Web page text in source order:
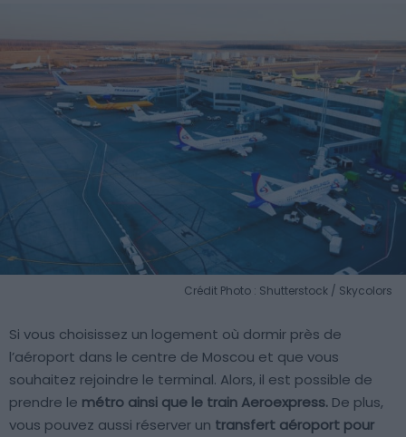
Crédit Photo : Shutterstock / Skycolors
Si vous choisissez un logement où dormir près de
l’aéroport dans le centre de Moscou et que vous
souhaitez rejoindre le terminal. Alors, il est possible de
prendre le métro ainsi que le train Aeroexpress. De plus,
vous pouvez aussi réserver un transfert aéroport pour